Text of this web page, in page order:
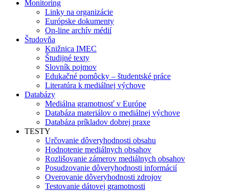
Monitoring
Linky na organizácie
Európske dokumenty
On-line archív médií
Študovňa
Knižnica IMEC
Študijné texty
Slovník pojmov
Edukačné pomôcky – študentské práce
Literatúra k mediálnej výchove
Databázy
Mediálna gramotnosť v Európe
Databáza materiálov o mediálnej výchove
Databáza príkladov dobrej praxe
TESTY
Určovanie dôveryhodnosti obsahu
Hodnotenie mediálnych obsahov
Rozlišovanie zámerov mediálnych obsahov
Posudzovanie dôveryhodnosti informácií
Overovanie dôveryhodnosti zdrojov
Testovanie dátovej gramotnosti